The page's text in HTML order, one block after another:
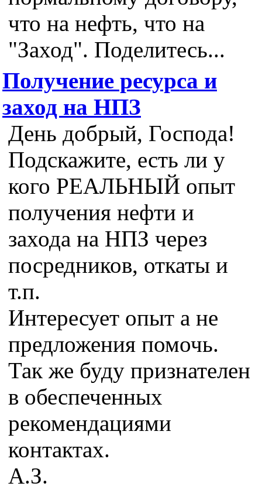
что на нефть, что на
"Заход". Поделитесь...
Получение ресурса и
заход на НПЗ
День добрый, Господа!
Подскажите, есть ли у
кого РЕАЛЬНЫЙ опыт
получения нефти и
захода на НПЗ через
посредников, откаты и
т.п.
Интересует опыт а не
предложения помочь.
Так же буду признателен
в обеспеченных
рекомендациями
контактах.
А.З.